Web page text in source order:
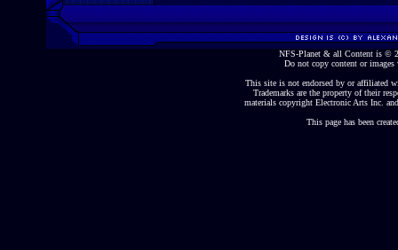
NFS-Planet & all Content is ©
Do not copy content or
This site is not endorsed by or affiliated
Trademarks are the property of their
materials copyright Electronic Arts Inc.
This page has been